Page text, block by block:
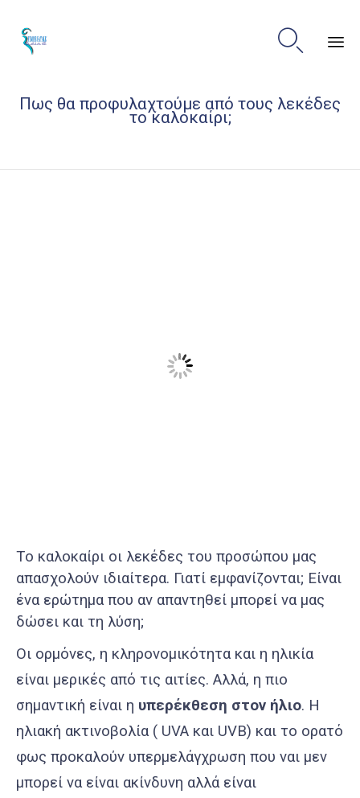

Πως θα προφυλαχτούμε από τους λεκέδες
το καλοκαίρι;
Tο καλοκαίρι οι λεκέδες του προσώπου μας
απασχολούν ιδιαίτερα. Γιατί εμφανίζονται; Είναι
ένα ερώτημα που αν απαντηθεί μπορεί να μας
δώσει και τη λύση;
Οι ορμόνες, η κληρονομικότητα και η ηλικία
είναι μερικές από τις αιτίες. Αλλά, η πιο
σημαντική είναι η υπερέκθεση στον ήλιο. Η
ηλιακή ακτινοβολία ( UVA και UVB) και το ορατό
φως προκαλούν υπερμελάγχρωση που ναι μεν
μπορεί να είναι ακίνδυνη αλλά είναι